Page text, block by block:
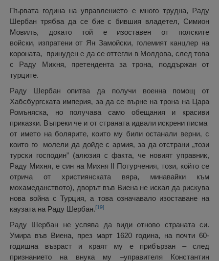
Първата година на управлението е много трудна, Раду
Шербан трябва да се бие с бившия владетел, Симион
Мовилъ, докато той е изоставен от полските
войски, изпратени от Ян Замойски, големият канцлер на
короната, принуден е да се оттегли в Молдова, след това
с Раду Михня, претендента за трона, поддържан от
турците.
Раду Шербан опитва да получи военна помощ от
Хабсбургската империя, за да се върне на трона на Цара
Ромъняска, но получава само обещания и красиви
приказки. Въпреки че и от страната идвали искрени писма
от името на болярите, които му били останали верни, с
които го молели да дойде с армия, за да отстрани „този
турски господин” (алюзия с факта, че новият управник,
Раду Михня, е син на Михня II Потурчения, този, който се
отрича от християнската вяра, минавайки към
мохамеданството), дворът във Виена не искал да рискува
нова война с Турция, а това означавало изоставане на
каузата на Раду Шербан.[19]
Раду Шербан не успява да види отново страната си.
Умира във Виена, през март 1620 година, на почти 60-
годишна възраст и краят му е прибързан – след
признанието на внука му –управителя Константин